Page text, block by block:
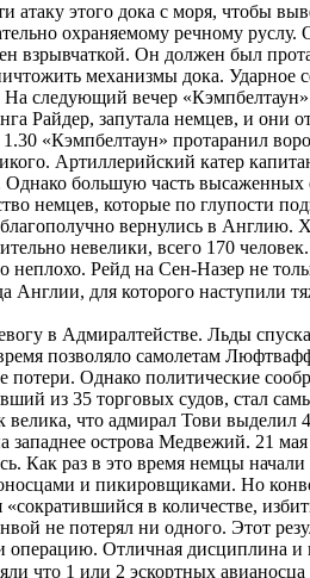
этого дока с моря, чтобы
охраняемому речному руслу.
взрывчаткой. Он должен был
механизмы дока. Ударное
следующий вечер
Райдер, запутала немцев, и они
«Кэмпбелтаун» протаранил
Артиллерийский катер
Однако большую часть высаженных
немцев, которые по глупости
вернулись в Англию.
невелики, всего 170
неплохо. Рейд на Сен-Назер не
Англии, для которого наступили
в Адмиралтействе. Льды
позволяло самолетам
потери. Однако политические
из 35 торговых судов, стал
что адмирал Тови выделил
западнее острова Медвежий. 21
Как раз в это время немцы
и пикировщиками. Но
в количестве,
не потерял ни одного. Этот
операцию. Отличная дисциплина и
что 1 или 2 эскортных авианосца